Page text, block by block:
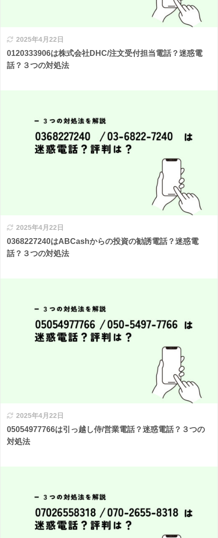
2025年4月22日
0120333906は株式会社DHC/注文受付担当電話？迷惑電
話？３つの対処法
2025年4月22日
0368227240はABCashからの投資の勧誘電話？迷惑電
話？３つの対処法
2025年4月22日
05054977766は引っ越し侍/営業電話？迷惑電話？３つの
対処法